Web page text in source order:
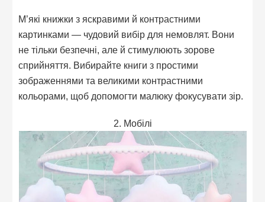
М’які книжки з яскравими й контрастними
картинками — чудовий вибір для немовлят. Вони
не тільки безпечні, але й стимулюють зорове
сприйняття. Вибирайте книги з простими
зображеннями та великими контрастними
кольорами, щоб допомогти малюку фокусувати зір.
2. Мобілі